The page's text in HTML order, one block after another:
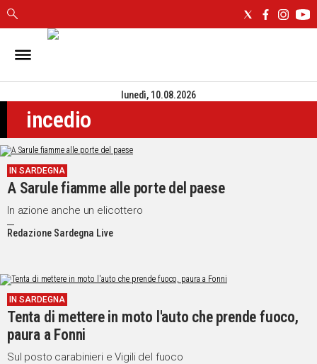
IN
CAGLIARI
SASSARI
NUORO
ORISTANO
SULCIS
GALLURA
OGLIASTRA
MEDIO
ALTRE
NOTIZIE
POLITICA
IN
ITALIA
lunedì, 10.08.2026
incedio
IN SARDEGNA
A Sarule fiamme alle porte del paese
In azione anche un elicottero
Redazione Sardegna Live
IN SARDEGNA
Tenta di mettere in moto l'auto che prende fuoco,
paura a Fonni
Sul posto carabinieri e Vigili del fuoco